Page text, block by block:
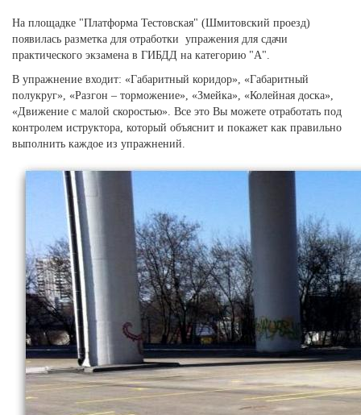
На площадке "Платформа Тестовская" (Шмитовский проезд)
появилась разметка для отработки упражения для сдачи
практического экзамена в ГИБДД на категорию "А".
В упражнение входит: «Габаритный коридор», «Габаритный
полукруг», «Разгон – торможение», «Змейка», «Колейная доска»,
«Движение с малой скоростью». Все это Вы можете отработать под
контролем иструктора, который объяснит и покажет как правильно
выполнить каждое из упражнений.